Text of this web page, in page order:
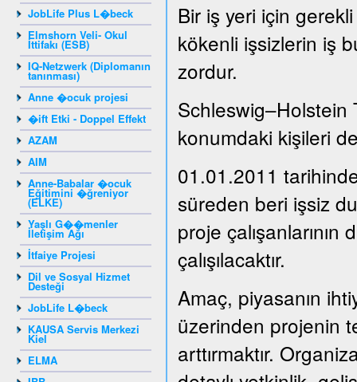
JobLife Plus L�beck
Elmshorn Veli- Okul
İttifakı (ESB)
IQ-Netzwerk (Diplomanın
tanınması)
Anne �ocuk projesi
�ift Etki - Doppel Effekt
AZAM
AIM
Anne-Babalar �ocuk
Eğitimini �ğreniyor
(ELKE)
Yaşlı G��menler
İletişim Ağı
İtfaiye Projesi
Dil ve Sosyal Hizmet
Desteği
JobLife L�beck
KAUSA Servis Merkezi
Kiel
ELMA
Bir iş yeri için
kökenli işsizlerin iş
zordur.
Schleswig–Holstein
konumdaki kişileri
01.01.2011
süreden beri işsiz
proje çalışanlarının
çalışılacaktır.
Amaç, piyasanın
üzerinden projenin
arttırmaktır.